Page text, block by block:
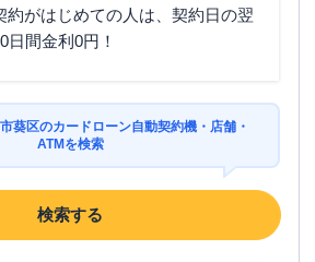
約がはじめての人は、契約日の翌
日間金利0円！
葵区のカードローン自動契約機・店舗・
ATMを検索
検索する